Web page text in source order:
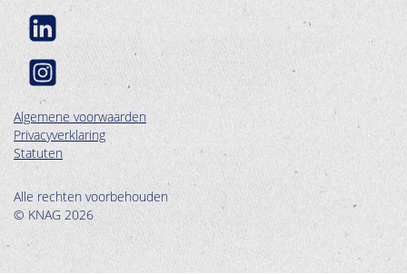
Algemene voorwaarden
Privacyverklaring
Statuten
Alle rechten voorbehouden
© KNAG 2026